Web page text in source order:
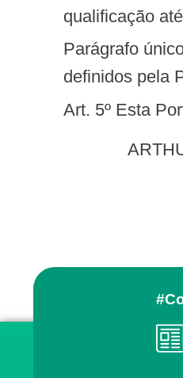
qualificação
Parágrafo único. Uma vez realizada a visita técnica obrigatória, a qualificação poderá ser renovada ou não, conforme critérios
definidos pela
Art. 5º Esta